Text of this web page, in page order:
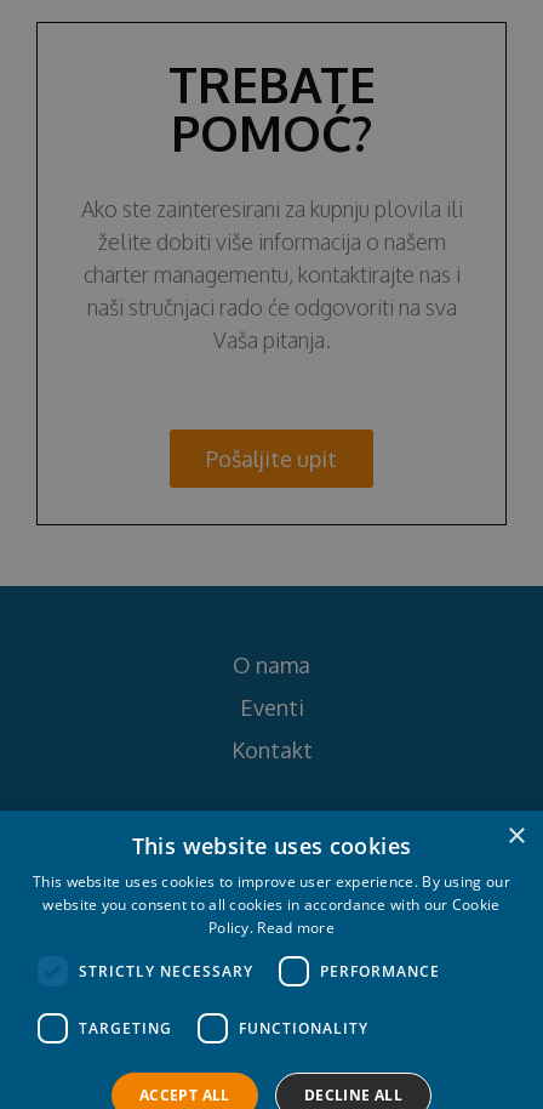
TREBATE
POMOĆ?
Ako ste zainteresirani za kupnju plovila ili
želite dobiti više informacija o našem
charter managementu, kontaktirajte nas i
naši stručnjaci rado će odgovoriti na sva
Vaša pitanja.
Pošaljite upit
O nama
Eventi
Kontakt
Croatia Yachting d.o.o. 2026. © All rights
reserved.
Politika privatnosti
Politika kolačića
×
This website uses cookies
This website uses cookies to improve user experience. By using our
website you consent to all cookies in accordance with our Cookie
Policy. Read more
STRICTLY NECESSARY PERFORMANCE
TARGETING FUNCTIONALITY
ACCEPT ALL DECLINE ALL